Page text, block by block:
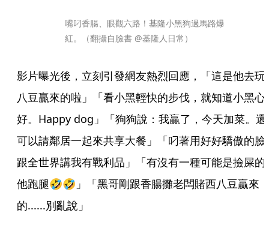
嘴叼香腸、眼觀六路！基隆小黑狗過馬路爆
紅。（翻攝自臉書 @基隆人日常）
影片曝光後，立刻引發網友熱烈回應，「這是他去玩
八豆贏來的啦」「看小黑輕快的步伐，就知道小黑心
好。Happy dog」「狗狗說：我贏了，今天加菜。還
可以請鄰居一起來共享大餐」「叼著用好好驕傲的臉
跟全世界講我有戰利品」「有沒有一種可能是撿屎的
他跑腿🤣🤣」「黑哥剛跟香腸攤老闆賭西八豆贏來
的......別亂說」